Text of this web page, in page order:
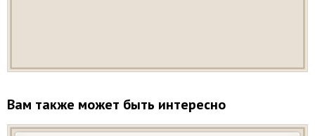
Вам также может быть интересно